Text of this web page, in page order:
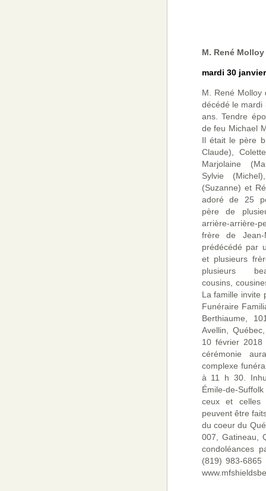
M. René Molloy
mardi 30
M. René Molloy
décédé le mardi
ans. Tendre
de feu Michael
Il était le père
Claude),
Marjolaine
Sylvie
(Suzanne) et
adoré de 25
père de
arrière-arrière-
frère de
prédécédé par
et plusieurs
plusieurs
cousins,
La famille invite
Funéraire
Berthiaume,
Avellin,
10 février
cérémonie
complexe
à 11 h 30.
Émile-de-
ceux et celles
peuvent être
du coeur du
007, Gatineau,
condoléances
(819) 983-